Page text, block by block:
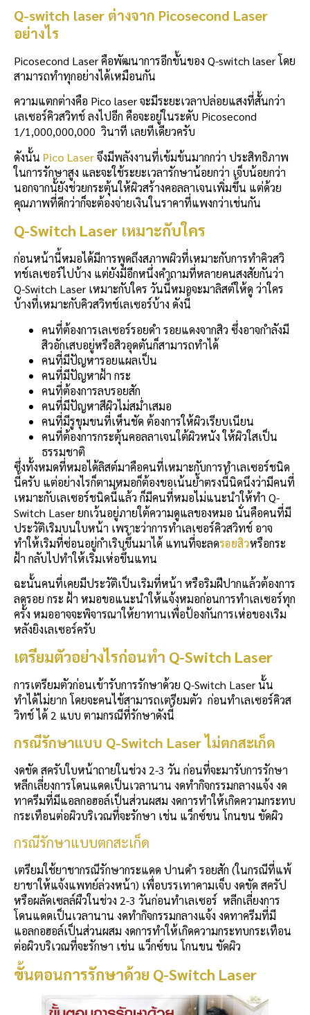
Q-switch laser ต่างจาก Picosecond Laser
อย่างไร
Picosecond Laser คือพัฒนาการอีกขั้นของ Q-switch laser โดย
สามารถทำทุกอย่างได้เหมือนกัน
ความแตกต่างคือ Pico laser จะมีระยะเวลาปล่อยแสงที่สั้นกว่า
เลเซอร์คิวสวิทช์ ลงไปอีก คือจะอยู่ในระดับ Picosecond
1/1,000,000,000 วินาที เลยทีเดียวครับ
ดังนั้น Pico Laserจึงมีพลังงานที่เข้มข้นมากกว่า ประสิทธิภาพ
ในการรักษาสูง และจะใช้ระยะเวลารักษาน้อยกว่า เจ็บน้อยกว่า
นอกจากนั้ยังช่วยกระตุ้นให้ผิวสร้างคอลลาเจนเพิ่มขึ้น แต่ด้วย
คุณภาพที่ดีกว่าก็จะต้องจ่ายเงินในราคาที่แพงกว่าเช่นกัน
Q-Switch Laser เหมาะกับใคร
ก่อนหน้านี้หมอได้มีการพูดถึงสภาพผิวที่เหมาะกับการทำคิวสวิ
ทช์เลเซอร์ไปบ้าง แต่ยังมีอีกหนึ่งคำถามที่หลายคนสงสัยกันว่า
Q-Switch Laser เหมาะกับใคร วันนี้หมอจะมาลิสต์ให้ดู ว่าใคร
บ้างที่เหมาะกับคิวสวิทช์เลเซอร์บ้าง ดังนี้
คนที่ต้องการเลเซอร์รอยดำ รอยแดงจากสิว ซึ่งอาจกำลังมี
สิวอักเสบอยู่หรือสิวอุดตันก็สามารถทำได้
คนที่มีปัญหารอยแผลเป็น
คนที่มีปัญหาฝ้า กระ
คนที่ต้องการลบรอยสัก
คนที่มีปัญหาสีผิวไม่สม่ำเสมอ
คนที่มีรูขุมขนที่เห็นชัด ต้องการให้ผิวเรียบเนียน
คนที่ต้องการกระตุ้นคอลลาเจนใต้ผิวหนัง ให้ผิวใสเป็น
ธรรมชาติ
ซึ่งทั้งหมดที่หมอได้ลิสต์มาคือคนที่เหมาะกับการทำเลเซอร์ชนิด
นี้ครับ แต่อย่างไรก็ตามหมอก็ต้องขอเน้นย้ำตรงนี้นิดนึงว่ามีคนที่
เหมาะกับเลเซอร์ชนิดนี้แล้ว ก็มีคนที่หมอไม่แนะนำให้ทำ Q-
Switch Laser ยกเว้นอยู่ภายใต้ความดูแลของหมอ นั่นคือคนที่มี
ประวัติเริมบนใบหน้า เพราะว่าการทำเลเซอร์คิวสวิทช์ อาจ
ทำให้เริมที่ซ่อนอยู่กำเริบขึ้นมาได้ แทนที่จะลดรอยสิวหรือกระ
ฝ้า กลับไปทำให้เริมเห่อขึ้นแทน
ฉะนั้นคนที่เคยมีประวัติเป็นเริมที่หน้า หรือริมฝีปากแล้วต้องการ
ลดรอย กระ ฝ้า หมอขอแนะนำให้แจ้งหมอก่อนการทำเลเซอร์ทุก
ครั้ง หมออาจจะพิจารณาให้ยาทานเพื่อป้องกันการเห่อของเริม
หลังยิงเลเซอร์ครับ
เตรียมตัวอย่างไรก่อนทำ Q-Switch Laser
การเตรียมตัวก่อนเข้ารับการรักษาด้วย Q-Switch Laser นั้น
ทำได้ไม่ยาก โดยจะคนไข้สามารถเตรียมตัว ก่อนทำเลเซอร์คิวส
วิทช์ ได้ 2 แบบ ตามกรณีที่รักษาดังนี้
กรณีรักษาแบบ Q-Switch Laser ไม่ตกสะเก็ด
งดขัด สครับใบหน้าถายในช่วง 2-3 วัน ก่อนที่จะมารับการรักษา
หลีกเลี่ยงการโดนแดดเป็นเวลานาน งดทำกิจกรรมกลางแจ้ง งด
ทาครีมที่มีแอลกอฮอล์เป็นส่วนผสม งดการทำให้เกิดความกระทบ
กระเทือนต่อผิวบริเวณที่จะรักษา เช่น แว็กซ์ขน โกนขน ขัดผิว
กรณีรักษาแบบตกสะเก็ด
เตรียมใช้ยาชากรณีรักษากระแดด ปานดำ รอยสัก (ในกรณีที่แพ้
ยาชาให้แจ้งแพทย์ล่วงหน้า) เพื่อบรรเทาคามเจ็บ งดขัด สครัป
หรือผลัดเซลล์ผืวในช่วง 2-3 วันก่อนทำเลเซอร์ หลีกเลี่ยงการ
โดนแดดเป็นเวลานาน งดทำกิจกรรมกลางแจ้ง งดทาครีมที่มี
แอลกอฮอล์เป็นส่วนผสม งดการทำให้เกิดความกระทบกระเทือน
ต่อผิวบริเวณที่จะรักษา เช่น แว็กซ์ขน โกนขน ขัดผิว
ขั้นตอนการรักษาด้วย Q-Switch Laser